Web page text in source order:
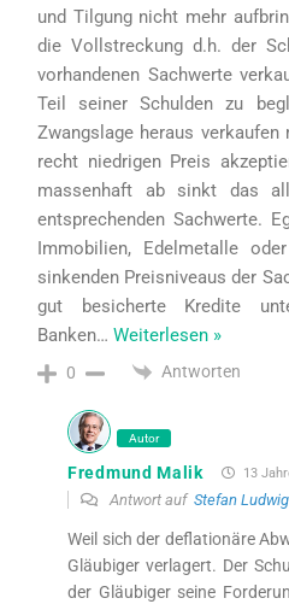
und Tilgung nicht mehr
die Vollstreckung d.h. der
vorhandenen Sachwerte
Teil seiner Schulden zu
Zwangslage heraus
recht niedrigen Preis
massenhaft ab sinkt das
entsprechenden Sachwerte.
Immobilien, Edelmetalle
sinkenden Preisniveaus der
gut besicherte Kredite
Banken… Weiterlesen »
0 Antworten
Autor
Fredmund Malik 13
Antwort auf Stefan Ludwig
Weil sich der deflationäre
Gläubiger verlagert. Der
der Gläubiger seine